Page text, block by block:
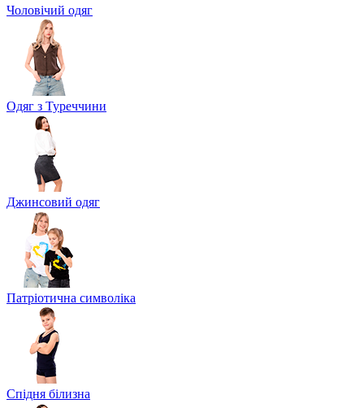
Чоловічий одяг
Одяг з Туреччини
Джинсовий одяг
Патріотична символіка
Спідня білизна